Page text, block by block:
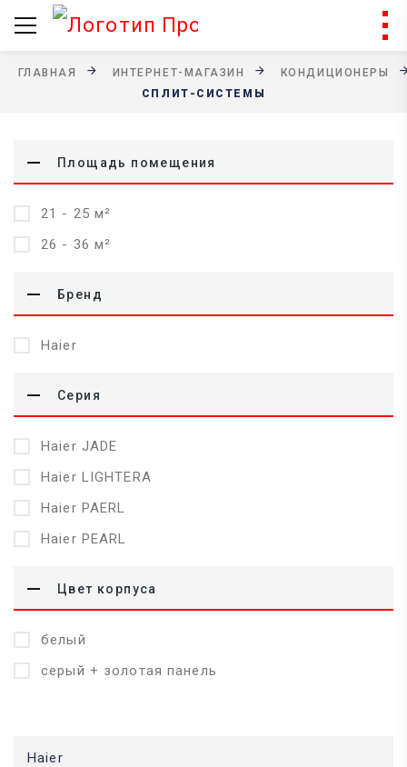
ГЛАВНАЯ ИНТЕРНЕТ-МАГАЗИН
КОНДИЦИОНЕРЫ
СПЛИТ-СИСТЕМЫ
Площадь помещения
21 - 25 м²
26 - 36 м²
Бренд
Haier
Серия
Haier JADE
Haier LIGHTERA
Haier PAERL
Haier PEARL
Цвет корпуса
белый
серый + золотая панель
Haier